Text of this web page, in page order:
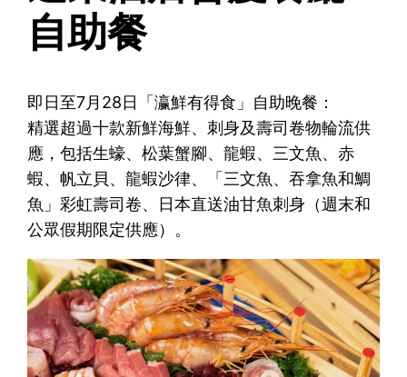
自助餐
即日至7月28日「瀛鮮有得食」自助晚餐：
精選超過十款新鮮海鮮、刺身及壽司卷物輪流供
應，包括生蠔、松葉蟹腳、龍蝦、三文魚、赤
蝦、帆立貝、龍蝦沙律、「三文魚、吞拿魚和鯛
魚」彩虹壽司卷、日本直送油甘魚刺身（週末和
公眾假期限定供應）。